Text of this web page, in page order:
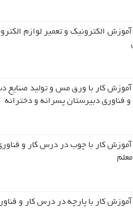
الکترونیک و تعمیر لوازم
کار با ورق مس و تولید صنایع
و فناوری دبیرستان پسرانه و دخترانه
کار با چوب در درس کار و
کار با پارچه در درس کار و